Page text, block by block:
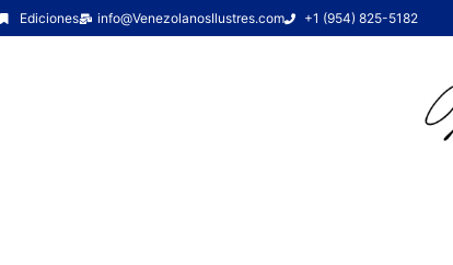
Ediciones info@VenezolanosIlustres.com +1 (954) 825-5182